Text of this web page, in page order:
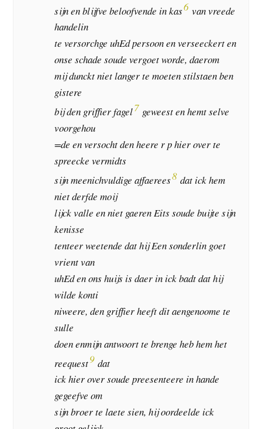
sijn en blijfve beloofvende in kas6 van vreede
handelin
te versorchge uhEd persoon en verseeckert en
onse schade soude vergoet worde, daerom
mij dunckt niet langer te moeten stilstaen ben
gistere
bij den griffier fagel7 geweest en hemt selve
voorgehou
=de en versocht den heere r p hier over te
spreecke vermidts
sijn meenichvuldige affaerees8 dat ick hem
niet derfde moij
lijck valle en niet gaeren Eits soude buijte sijn
kenisse
tenteer weetende dat hij Een sonderlin goet
vrient van
uhEd en ons huijs is daer in ick badt dat hij
wilde konti
niweere, den griffier heeft dit aengenoome te
sulle
doen enmijn antwoort te brenge heb hem het
reequest9 dat
ick hier over soude preesenteere in hande
gegeefve om
sijn broer te laete sien, hij oordeelde ick